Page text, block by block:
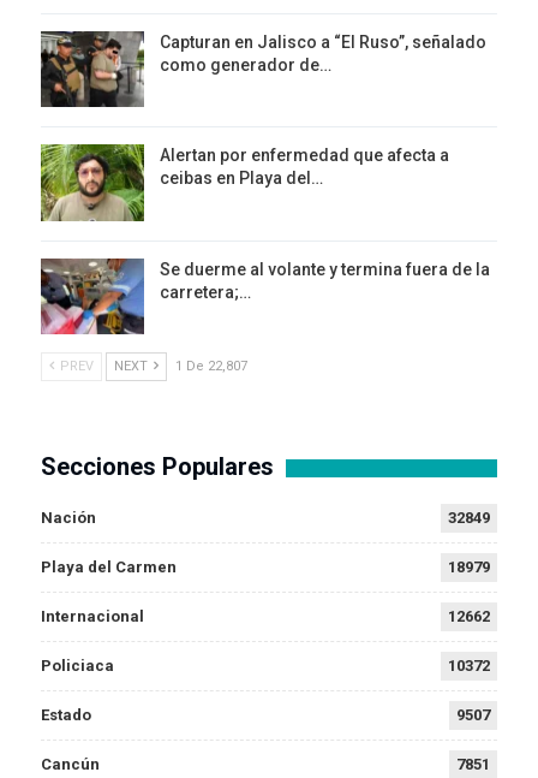
Capturan en Jalisco a “El Ruso”, señalado
como generador de…
Alertan por enfermedad que afecta a
ceibas en Playa del…
Se duerme al volante y termina fuera de la
carretera;…
PREV NEXT 1 De 22,807
Secciones Populares
Nación 32849
Playa del Carmen 18979
Internacional 12662
Policiaca 10372
Estado 9507
Cancún 7851